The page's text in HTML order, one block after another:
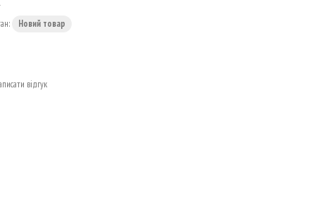
Новий товар
відгук